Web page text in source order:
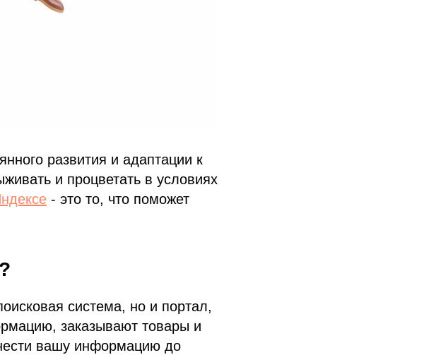
развития и адаптации к
и процветать в условиях
- это то, что поможет
система, но и портал,
заказывают товары и
вашу информацию до